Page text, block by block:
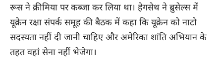
रूस ने क्रीमिया पर कब्जा कर लिया था। हेगसेथ ने ब्रुसेल्स में
यूक्रेन रक्षा संपर्क समूह की बैठक में कहा कि यूक्रेन को नाटो
सदस्यता नहीं दी जानी चाहिए और अमेरिका शांति अभियान के
तहत वहां सेना नहीं भेजेगा।